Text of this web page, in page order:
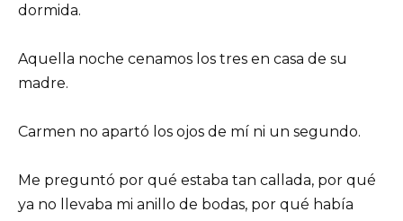
dormida.
Aquella noche cenamos los tres en casa de su
madre.
Carmen no apartó los ojos de mí ni un segundo.
Me preguntó por qué estaba tan callada, por qué
ya no llevaba mi anillo de bodas, por qué había